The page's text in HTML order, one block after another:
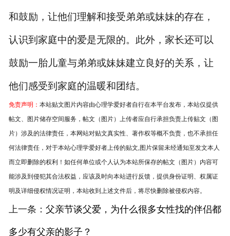
和鼓励，让他们理解和接受弟弟或妹妹的存在，
认识到家庭中的爱是无限的。此外，家长还可以
鼓励一胎儿童与弟弟或妹妹建立良好的关系，让
他们感受到家庭的温暖和团结。
免责声明： 本站贴文图片内容由心理学爱好者自行在本平台发布，本站仅提供
帖文、图片储存空间服务，帖文（图片）上传者应自行承担负责上传贴文（图
片）涉及的法律责任，本网站对贴文真实性、著作权等概不负责，也不承担任
何法律责任，对于本站心理学爱好者上传的贴文,图片保留未经通知至发文本人
而立即删除的权利！如任何单位或个人认为本站所保存的帖文（图片）内容可
能涉及到侵犯其合法权益，应该及时向本站进行反馈，提供身份证明、权属证
明及详细侵权情况证明，本站收到上述文件后，将尽快删除被侵权内容。
上一条： 父亲节谈父爱，为什么很多女性找的伴侣都
多少有父亲的影子？